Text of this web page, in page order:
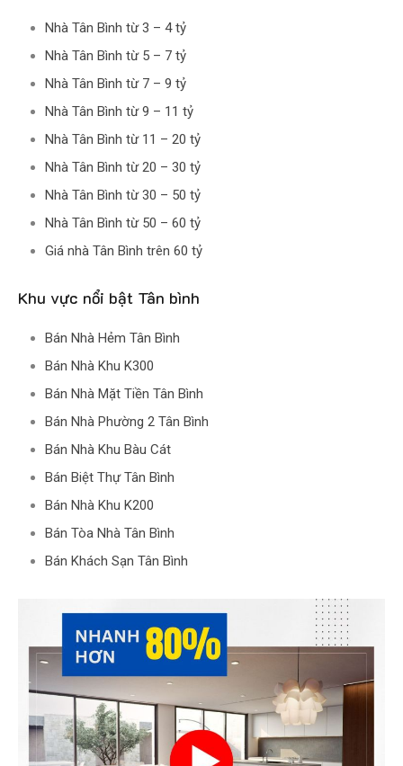
Nhà Tân Bình từ 3 – 4 tỷ
Nhà Tân Bình từ 5 – 7 tỷ
Nhà Tân Bình từ 7 – 9 tỷ
Nhà Tân Bình từ 9 – 11 tỷ
Nhà Tân Bình từ 11 – 20 tỷ
Nhà Tân Bình từ 20 – 30 tỷ
Nhà Tân Bình từ 30 – 50 tỷ
Nhà Tân Bình từ 50 – 60 tỷ
Giá nhà Tân Bình trên 60 tỷ
Khu vực nổi bật Tân bình
Bán Nhà Hẻm Tân Bình
Bán Nhà Khu K300
Bán Nhà Mặt Tiền Tân Bình
Bán Nhà Phường 2 Tân Bình
Bán Nhà Khu Bàu Cát
Bán Biệt Thự Tân Bình
Bán Nhà Khu K200
Bán Tòa Nhà Tân Bình
Bán Khách Sạn Tân Bình